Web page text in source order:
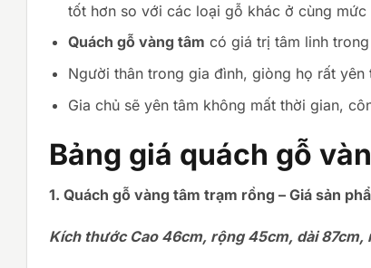
tốt hơn so với các loại gỗ khác ở cùng mức
Quách gỗ vàng tâm có giá trị tâm linh
Người thân trong gia đình, giòng họ rất
Gia chủ sẽ yên tâm không mất thời gian,
Bảng giá quách gỗ
1. Quách gỗ vàng tâm trạm rồng – Giá sản
Kích thước Cao 46cm, rộng 45cm, dài 87cm,